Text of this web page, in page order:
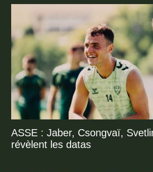
ASSE : Jaber, Csongvaï,
révèlent les datas